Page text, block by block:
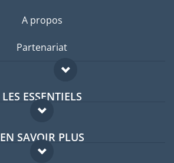
A propos
Partenariat
LES ESSENTIELS
Forum expatriés
Guides pays
EN SAVOIR PLUS
FAQ